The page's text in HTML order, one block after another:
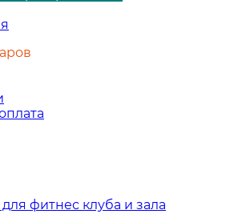
фитнес клуба и зала